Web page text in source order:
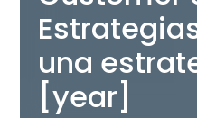
una
[year]